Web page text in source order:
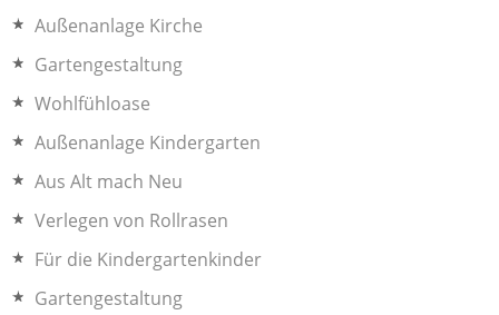
Außenanlage Kirche
Gartengestaltung
Wohlfühloase
Außenanlage Kindergarten
Aus Alt mach Neu
Verlegen von Rollrasen
Für die Kindergartenkinder
Gartengestaltung